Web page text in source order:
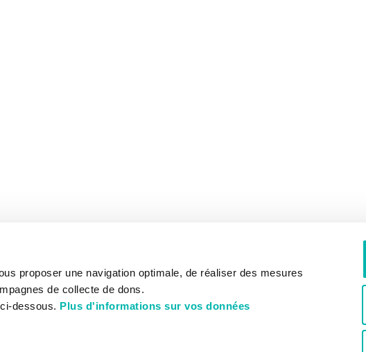
proposer une navigation optimale, de réaliser des mesures
de collecte de dons.
dessous. Plus d'informations sur vos données